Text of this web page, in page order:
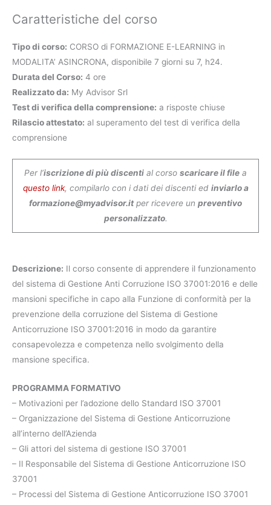
Caratteristiche del corso
Tipo di corso: CORSO di FORMAZIONE E-LEARNING in
MODALITA’ ASINCRONA, disponibile 7 giorni su 7, h24.
Durata del Corso: 4 ore
Realizzato da: My Advisor Srl
Test di verifica della comprensione: a risposte chiuse
Rilascio attestato: al superamento del test di verifica della
comprensione
Per l’iscrizione di più discenti al corso scaricare il file a
questo link, compilarlo con i dati dei discenti ed inviarlo a
formazione@myadvisor.itper ricevere un preventivo
personalizzato.
Descrizione: Il corso consente di apprendere il funzionamento
del sistema di Gestione Anti Corruzione ISO 37001:2016 e delle
mansioni specifiche in capo alla Funzione di conformità per la
prevenzione della corruzione del Sistema di Gestione
Anticorruzione ISO 37001:2016 in modo da garantire
consapevolezza e competenza nello svolgimento della
mansione specifica.
PROGRAMMA FORMATIVO
– Motivazioni per l’adozione dello Standard ISO 37001
– Organizzazione del Sistema di Gestione Anticorruzione
all’interno dell’Azienda
– Gli attori del sistema di gestione ISO 37001
– Il Responsabile del Sistema di Gestione Anticorruzione ISO
37001
– Processi del Sistema di Gestione Anticorruzione ISO 37001